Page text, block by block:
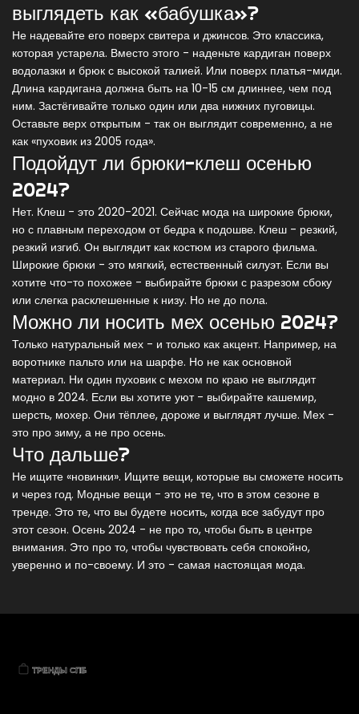
выглядеть как «бабушка»?
Не надевайте его поверх свитера и джинсов. Это классика,
которая устарела. Вместо этого - наденьте кардиган поверх
водолазки и брюк с высокой талией. Или поверх платья-миди.
Длина кардигана должна быть на 10-15 см длиннее, чем под
ним. Застёгивайте только один или два нижних пуговицы.
Оставьте верх открытым - так он выглядит современно, а не
как «пуховик из 2005 года».
Подойдут ли брюки-клеш осенью
2024?
Нет. Клеш - это 2020-2021. Сейчас мода на широкие брюки,
но с плавным переходом от бедра к подошве. Клеш - резкий,
резкий изгиб. Он выглядит как костюм из старого фильма.
Широкие брюки - это мягкий, естественный силуэт. Если вы
хотите что-то похожее - выбирайте брюки с разрезом сбоку
или слегка расклешенные к низу. Но не до пола.
Можно ли носить мех осенью 2024?
Только натуральный мех - и только как акцент. Например, на
воротнике пальто или на шарфе. Но не как основной
материал. Ни один пуховик с мехом по краю не выглядит
модно в 2024. Если вы хотите уют - выбирайте кашемир,
шерсть, мохер. Они тёплее, дороже и выглядят лучше. Мех -
это про зиму, а не про осень.
Что дальше?
Не ищите «новинки». Ищите вещи, которые вы сможете носить
и через год. Модные вещи - это не те, что в этом сезоне в
тренде. Это те, что вы будете носить, когда все забудут про
этот сезон. Осень 2024 - не про то, чтобы быть в центре
внимания. Это про то, чтобы чувствовать себя спокойно,
уверенно и по-своему. И это - самая настоящая мода.